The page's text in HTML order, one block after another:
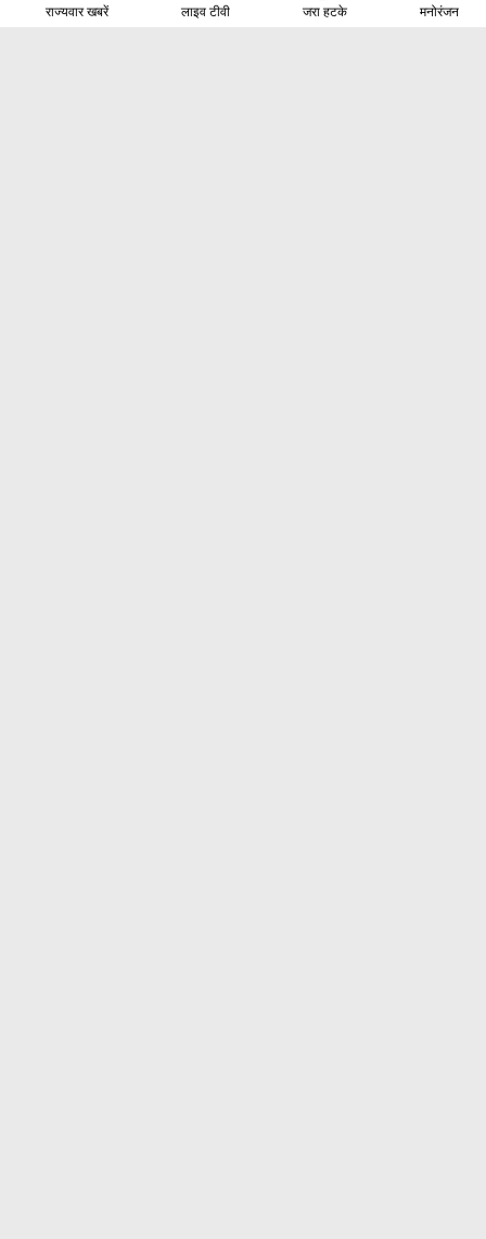
राज्यवार खबरें लाइव टीवी जरा हटके मनोरंजन